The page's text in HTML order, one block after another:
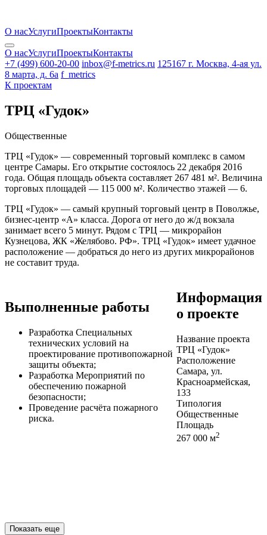
О насУслугиПроектыКонтакты
О насУслугиПроектыКонтакты
+7 (499) 600-20-00 inbox@f-metrics.ru 125167 г. Москва, 4-ая ул.
8 марта, д. 6а f_metrics
К проектам
ТРЦ «Гудок»
Общественные
ТРЦ «Гудок» — современный торговый комплекс в самом
центре Самары. Его открытие состоялось 22 декабря 2016
года. Общая площадь объекта составляет 267 481 м². Величина
торговых площадей — 115 000 м². Количество этажей — 6.
ТРЦ «Гудок» — самый крупный торговый центр в Поволжье,
бизнес-центр «А» класса. Дорога от него до ж/д вокзала
занимает всего 5 минут. Рядом с ТРЦ — микрорайон
Кузнецова, ЖК «Желябово. РФ». ТРЦ «Гудок» имеет удачное
расположение — добраться до него из других микрорайонов
не составит труда.
Выполненные работы
Разработка Специальных
технических условий на
проектирование противопожарной
защиты объекта;
Разработка Мероприятий по
обеспечению пожарной
безопасности;
Проведение расчёта пожарного
риска.
Информация
о проекте
Название проекта
ТРЦ «Гудок»
Расположение
Самара, ул.
Красноармейская,
133
Типология
Общественные
Площадь
267 000 м2
Показать еще